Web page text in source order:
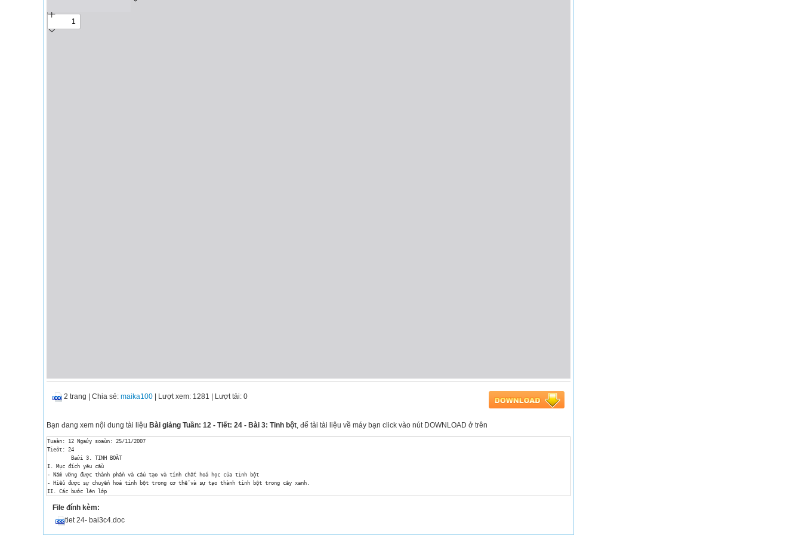
2 trang Chia sẻ: maika100 | Lượt xem: 1281 | Lượt tải: 0
Bạn đang xem nội dung tài liệu Bài giảng Tuần: 12 - Tiết: 24 - Bài 3: Tinh bột, để tải tài liệu về máy bạn click vào nút DOWNLOAD ở trên
Tuaàn: 12 Ngaứy soaùn: 25/11/2007
Tieỏt: 24
I. Mục đích yêu cầu
- Nắm vững được thành phần và cấu tạo và tính chất hoá học của tinh bột
- Hiểu được sự chuyển hoá tinh bột trong cơ thể và sự tạo thành tinh bột trong cây xanh.
II. Các bước lên lớp
2. Kiểm tra: Chữa bài 3 trang 69
3. Giảng bài mới
Noọi dung giaỷng daùy
File đính kèm:
tiet 24- bai3c4.doc